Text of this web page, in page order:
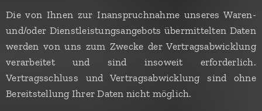
Die von Ihnen zur Inanspruchnahme unseres Waren-
und/oder Dienstleistungsangebots übermittelten Daten
werden von uns zum Zwecke der Vertragsabwicklung
verarbeitet und sind insoweit erforderlich.
Vertragsschluss und Vertragsabwicklung sind ohne
Bereitstellung Ihrer Daten nicht möglich.